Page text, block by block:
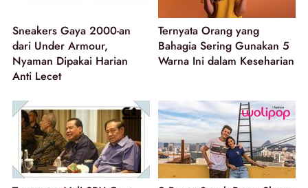
Sneakers Gaya 2000-an
dari Under Armour,
Nyaman Dipakai Harian
Anti Lecet
Ternyata Orang yang
Bahagia Sering Gunakan 5
Warna Ini dalam Keseharian